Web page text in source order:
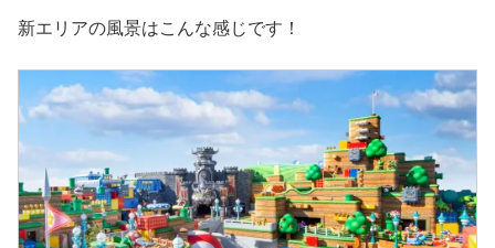
新エリアの風景はこんな感じです！